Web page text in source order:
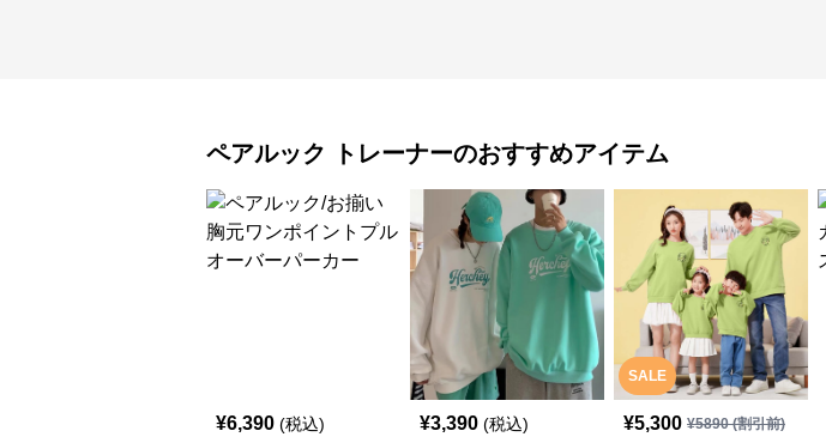
ペアルック トレーナーのおすすめアイテム
¥6,390 (税込) ¥3,390 (税込)
SALE
¥5,300 ¥5890(割引前)